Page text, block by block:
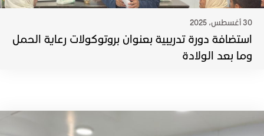
30 أغسطس، 2025
استضافة دورة تدريبية بعنوان بروتوكولات رعاية الحمل
وما بعد الولادة